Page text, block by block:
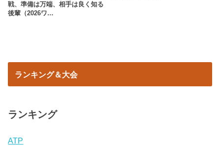
戦、準備は万端、相手は良く知る
後輩（2026ワ…
ランキング＆大会
ランキング
ATP